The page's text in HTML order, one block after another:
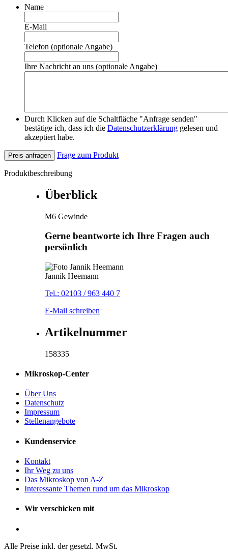
Name
E-Mail
Telefon (optionale Angabe)
Ihre Nachricht an uns (optionale Angabe)
Durch Klicken auf die Schaltfläche "Anfrage senden"
bestätige ich, dass ich die Datenschutzerklärung gelesen und
akzeptiert habe.
Preis anfragen Frage zum Produkt
Produktbeschreibung
Überblick
M6 Gewinde
Gerne beantworte ich Ihre Fragen auch
persönlich
Jannik Heemann
Tel.: 02103 / 963 440 7
E-Mail schreiben
Artikelnummer
158335
Mikroskop-Center
Über Uns
Datenschutz
Impressum
Stellenangebote
Kundenservice
Kontakt
Ihr Weg zu uns
Das Mikroskop von A-Z
Interessante Themen rund um das Mikroskop
Wir verschicken mit
Alle Preise inkl. der gesetzl. MwSt.